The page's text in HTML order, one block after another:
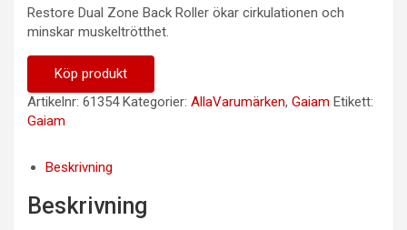
Restore Dual Zone Back Roller ökar cirkulationen och
minskar muskeltrötthet.
Köp produkt
Artikelnr: 61354 Kategorier: AllaVarumärken, Gaiam Etikett:
Gaiam
Beskrivning
Beskrivning